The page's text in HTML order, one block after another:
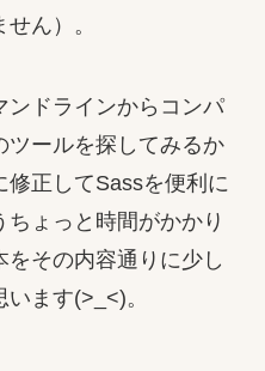
ん）。
ンドラインからコンパ
ツールを探してみるか
修正してSassを便利に
ょっと時間がかかり
その内容通りに少し
ます(>_<)。